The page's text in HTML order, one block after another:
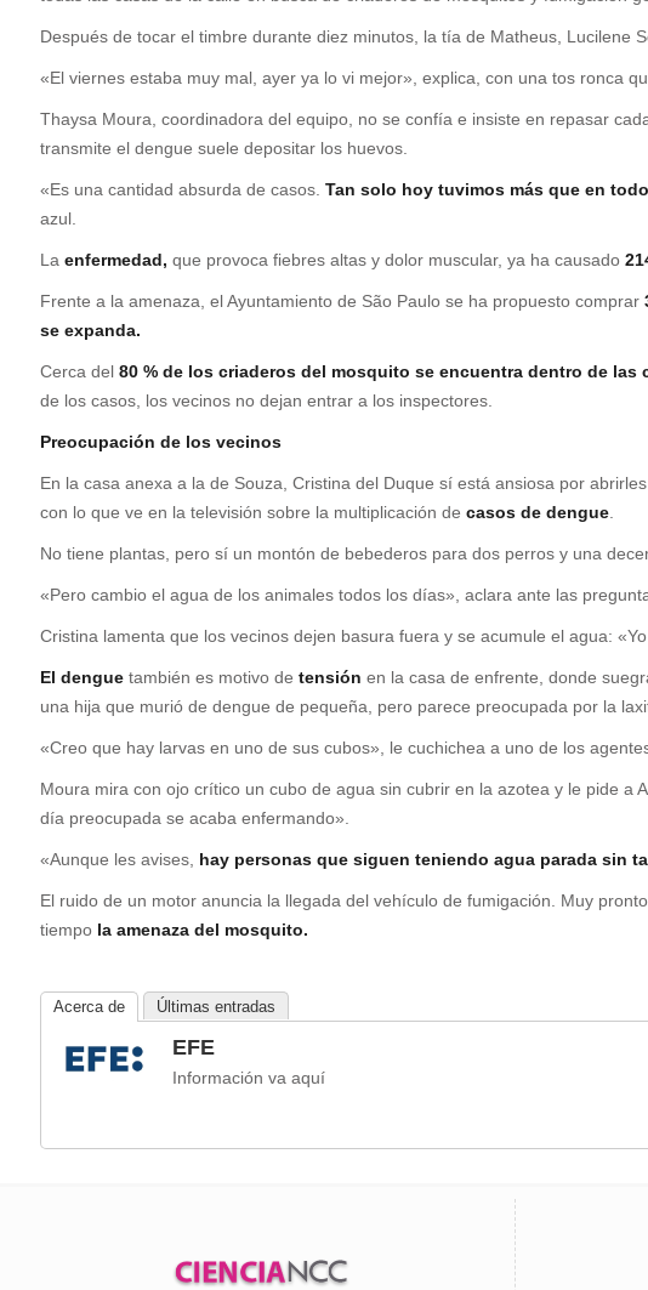
Después de tocar el timbre durante diez minutos, la tía de Matheus, Lucilene
«El viernes estaba muy mal, ayer ya lo vi mejor», explica, con una tos ronca
Thaysa Moura, coordinadora del equipo, no se confía e insiste en repasar
transmite el dengue suele depositar los huevos.
«Es una cantidad absurda de casos. Tan solo hoy tuvimos más que en
azul.
La enfermedad, que provoca fiebres altas y dolor muscular, ya ha causado
Frente a la amenaza, el Ayuntamiento de São Paulo se ha propuesto comprar
se expanda.
Cerca del 80 % de los criaderos del mosquito se encuentra dentro de las
de los casos, los vecinos no dejan entrar a los inspectores.
Preocupación de los vecinos
En la casa anexa a la de Souza, Cristina del Duque sí está ansiosa por
con lo que ve en la televisión sobre la multiplicación de casos de dengue
No tiene plantas, pero sí un montón de bebederos para dos perros y una
«Pero cambio el agua de los animales todos los días», aclara ante las
Cristina lamenta que los vecinos dejen basura fuera y se acumule el agua:
El dengue también es motivo de tensión en la casa de enfrente, donde
una hija que murió de dengue de pequeña, pero parece preocupada por la
«Creo que hay larvas en uno de sus cubos», le cuchichea a uno de los
Moura mira con ojo crítico un cubo de agua sin cubrir en la azotea y le pide
día preocupada se acaba enfermando».
«Aunque les avises, hay personas que siguen teniendo agua parada sin
El ruido de un motor anuncia la llegada del vehículo de fumigación. Muy
tiempo la amenaza del mosquito.
Acerca de Últimas entradas
EFE
Información va aquí